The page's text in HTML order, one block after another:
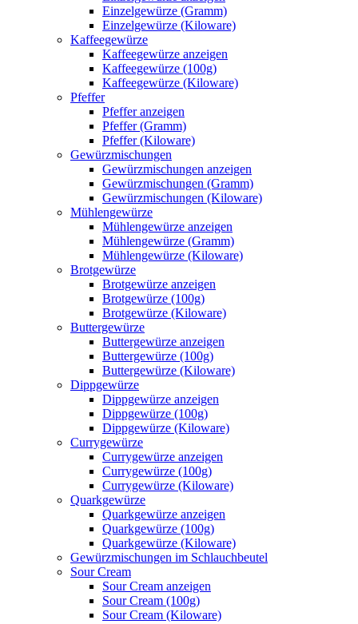
Einzelgewürze (Gramm)
Einzelgewürze (Kiloware)
Kaffeegewürze
Kaffeegewürze anzeigen
Kaffeegewürze (100g)
Kaffeegewürze (Kiloware)
Pfeffer
Pfeffer anzeigen
Pfeffer (Gramm)
Pfeffer (Kiloware)
Gewürzmischungen
Gewürzmischungen anzeigen
Gewürzmischungen (Gramm)
Gewürzmischungen (Kiloware)
Mühlengewürze
Mühlengewürze anzeigen
Mühlengewürze (Gramm)
Mühlengewürze (Kiloware)
Brotgewürze
Brotgewürze anzeigen
Brotgewürze (100g)
Brotgewürze (Kiloware)
Buttergewürze
Buttergewürze anzeigen
Buttergewürze (100g)
Buttergewürze (Kiloware)
Dippgewürze
Dippgewürze anzeigen
Dippgewürze (100g)
Dippgewürze (Kiloware)
Currygewürze
Currygewürze anzeigen
Currygewürze (100g)
Currygewürze (Kiloware)
Quarkgewürze
Quarkgewürze anzeigen
Quarkgewürze (100g)
Quarkgewürze (Kiloware)
Gewürzmischungen im Schlauchbeutel
Sour Cream
Sour Cream anzeigen
Sour Cream (100g)
Sour Cream (Kiloware)